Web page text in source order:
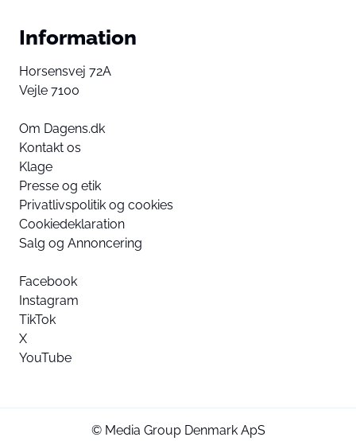
Information
Horsensvej 72A
Vejle 7100
Om Dagens.dk
Kontakt os
Klage
Presse og etik
Privatlivspolitik og cookies
Cookiedeklaration
Salg og Annoncering
Facebook
Instagram
TikTok
X
YouTube
© Media Group Denmark ApS